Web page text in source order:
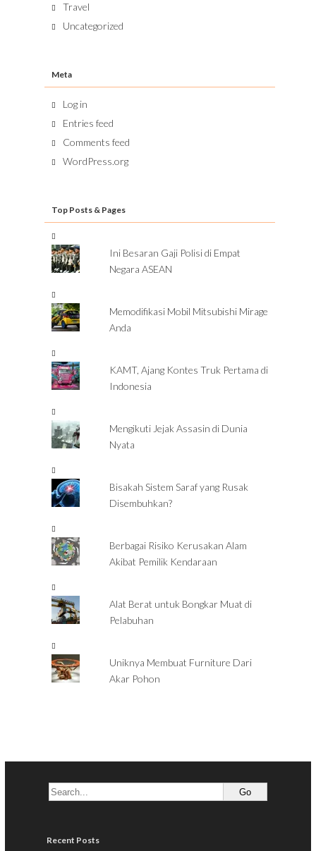
Travel
Uncategorized
Meta
Log in
Entries feed
Comments feed
WordPress.org
Top Posts & Pages
Ini Besaran Gaji Polisi di Empat
Negara ASEAN
Memodifikasi Mobil Mitsubishi Mirage
Anda
KAMT, Ajang Kontes Truk Pertama di
Indonesia
Mengikuti Jejak Assasin di Dunia
Nyata
Bisakah Sistem Saraf yang Rusak
Disembuhkan?
Berbagai Risiko Kerusakan Alam
Akibat Pemilik Kendaraan
Alat Berat untuk Bongkar Muat di
Pelabuhan
Uniknya Membuat Furniture Dari
Akar Pohon
Recent Posts